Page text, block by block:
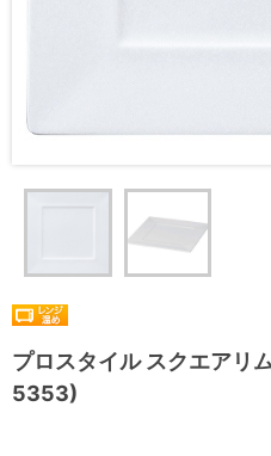
プロスタイル スクエアリ
5353)